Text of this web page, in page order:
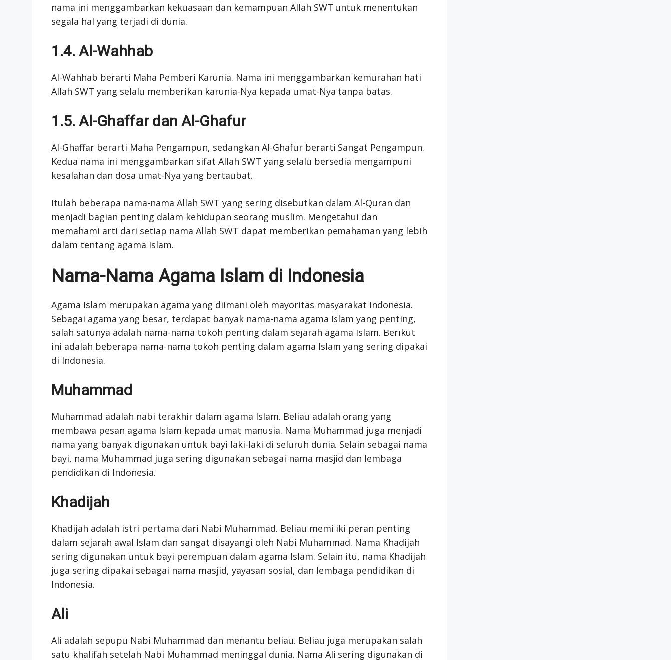
nama ini menggambarkan kekuasaan dan kemampuan Allah SWT untuk menentukan
segala hal yang terjadi di dunia.
1.4. Al-Wahhab
Al-Wahhab berarti Maha Pemberi Karunia. Nama ini menggambarkan kemurahan hati
Allah SWT yang selalu memberikan karunia-Nya kepada umat-Nya tanpa batas.
1.5. Al-Ghaffar dan Al-Ghafur
Al-Ghaffar berarti Maha Pengampun, sedangkan Al-Ghafur berarti Sangat Pengampun.
Kedua nama ini menggambarkan sifat Allah SWT yang selalu bersedia mengampuni
kesalahan dan dosa umat-Nya yang bertaubat.
Itulah beberapa nama-nama Allah SWT yang sering disebutkan dalam Al-Quran dan
menjadi bagian penting dalam kehidupan seorang muslim. Mengetahui dan
memahami arti dari setiap nama Allah SWT dapat memberikan pemahaman yang lebih
dalam tentang agama Islam.
Nama-Nama Agama Islam di Indonesia
Agama Islam merupakan agama yang diimani oleh mayoritas masyarakat Indonesia.
Sebagai agama yang besar, terdapat banyak nama-nama agama Islam yang penting,
salah satunya adalah nama-nama tokoh penting dalam sejarah agama Islam. Berikut
ini adalah beberapa nama-nama tokoh penting dalam agama Islam yang sering dipakai
di Indonesia.
Muhammad
Muhammad adalah nabi terakhir dalam agama Islam. Beliau adalah orang yang
membawa pesan agama Islam kepada umat manusia. Nama Muhammad juga menjadi
nama yang banyak digunakan untuk bayi laki-laki di seluruh dunia. Selain sebagai nama
bayi, nama Muhammad juga sering digunakan sebagai nama masjid dan lembaga
pendidikan di Indonesia.
Khadijah
Khadijah adalah istri pertama dari Nabi Muhammad. Beliau memiliki peran penting
dalam sejarah awal Islam dan sangat disayangi oleh Nabi Muhammad. Nama Khadijah
sering digunakan untuk bayi perempuan dalam agama Islam. Selain itu, nama Khadijah
juga sering dipakai sebagai nama masjid, yayasan sosial, dan lembaga pendidikan di
Indonesia.
Ali
Ali adalah sepupu Nabi Muhammad dan menantu beliau. Beliau juga merupakan salah
satu khalifah setelah Nabi Muhammad meninggal dunia. Nama Ali sering digunakan di